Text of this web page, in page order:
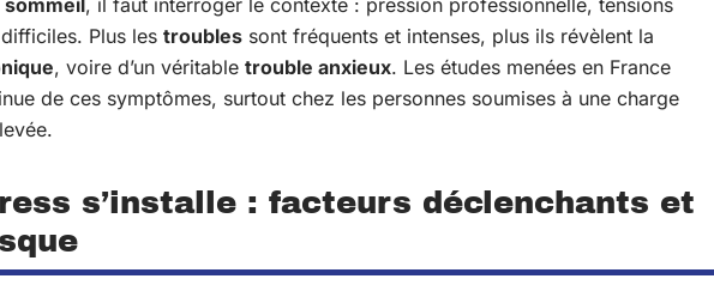
sommeil, il faut interroger le contexte : pression professionnelle, tensions
Plus les troubles sont fréquents et intenses, plus ils révèlent la
, voire d’un véritable trouble anxieux. Les études menées en France
de ces symptômes, surtout chez les personnes soumises à une charge
s’installe : facteurs déclenchants et